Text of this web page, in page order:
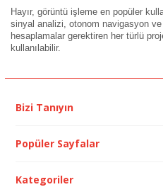
Hayır, görüntü işleme en popüler
sinyal analizi, otonom navigasyon
hesaplamalar gerektiren her türlü
kullanılabilir.
Bizi Tanıyın
Popüler Sayfalar
Kategoriler